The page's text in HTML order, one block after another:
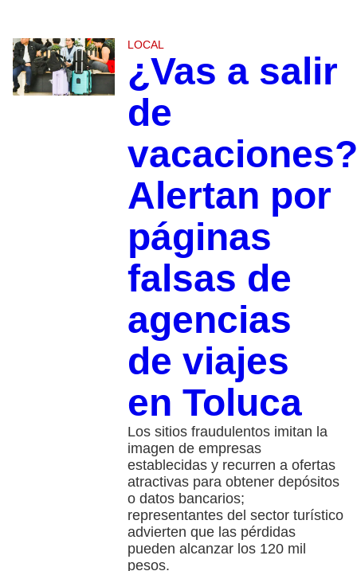
LOCAL
¿Vas a salir
de
vacaciones?
Alertan por
páginas
falsas de
agencias
de viajes
en Toluca
Los sitios fraudulentos imitan la
imagen de empresas
establecidas y recurren a ofertas
atractivas para obtener depósitos
o datos bancarios;
representantes del sector turístico
advierten que las pérdidas
pueden alcanzar los 120 mil
pesos.